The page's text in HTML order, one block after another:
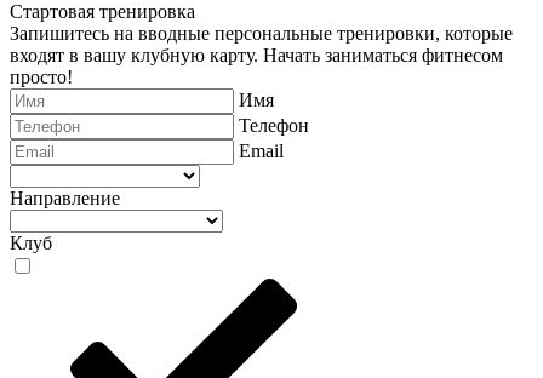
Стартовая тренировка
Запишитесь на вводные персональные тренировки, которые
входят в вашу клубную карту. Начать заниматься фитнесом
просто!
Имя
Телефон
Email
Направление
Клуб